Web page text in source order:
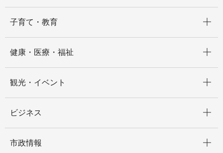
子育て・教育
健康・医療・福祉
観光・イベント
ビジネス
市政情報